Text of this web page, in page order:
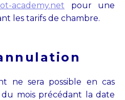
academy.net pour une
les tarifs de chambre.
ne sera possible en cas
mois précédant la date